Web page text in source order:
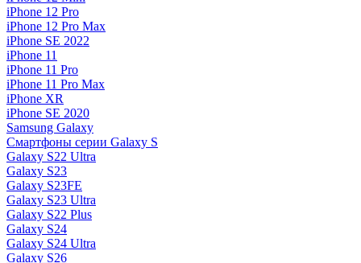
iPhone 12 Pro
iPhone 12 Pro Max
iPhone SE 2022
iPhone 11
iPhone 11 Pro
iPhone 11 Pro Max
iPhone XR
iPhone SE 2020
Samsung Galaxy
Смартфоны серии Galaxy S
Galaxy S22 Ultra
Galaxy S23
Galaxy S23FE
Galaxy S23 Ultra
Galaxy S22 Plus
Galaxy S24
Galaxy S24 Ultra
Galaxy S26